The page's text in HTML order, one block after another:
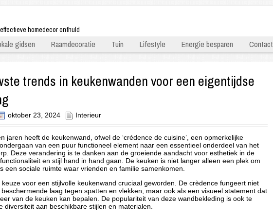
homedecor onthuld
gidsen Raamdecoratie Tuin Lifestyle Energie besparen Contact
trends in keukenwanden voor een eigentijdse
oktober 23, 2024 Interieur
jaren heeft de keukenwand, ofwel de ‘crédence de cuisine’, een opmerkelijke
van een puur functioneel element naar een essentieel onderdeel van het
Deze verandering is te danken aan de groeiende aandacht voor esthetiek in de
en stijl hand in hand gaan. De keuken is niet langer alleen een plek om
een sociale ruimte waar vrienden en familie samenkomen.
keuze voor een stijlvolle keukenwand cruciaal geworden. De crèdence fungeert niet
laag tegen spatten en vlekken, maar ook als een visueel statement dat
van de keuken kan bepalen. De populariteit van deze wandbekleding is ook te
diversiteit aan beschikbare stijlen en materialen.